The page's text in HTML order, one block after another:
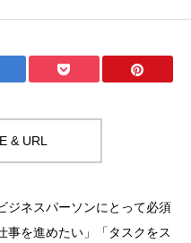
& URL
ジネスパーソンにとって必須
事を進めたい」「タスクをス